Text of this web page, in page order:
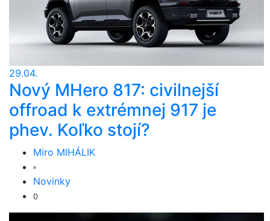
29.04.
Nový MHero 817: civilnejší
offroad k extrémnej 917 je
phev. Koľko stojí?
Miro MIHÁLIK
Novinky
0